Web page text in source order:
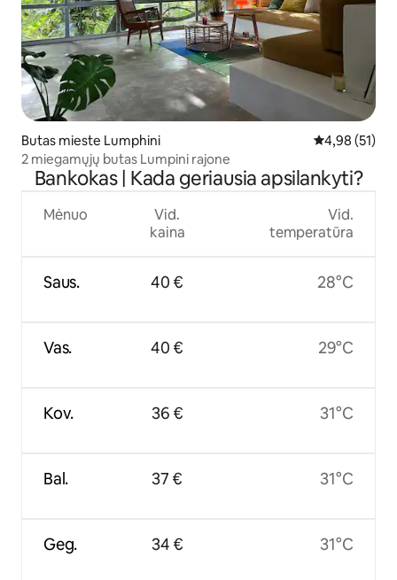
Butas mieste Lumphini Vidutinis
4,98 (51)
2 miegamųjų butas Lumpini rajone
Bankokas | Kada geriausia apsilankyti?
Mėnuo
Saus.
Vas.
Kov.
Bal.
Geg.
Vid.
kaina
40 €
40 €
36 €
37 €
34 €
Vid.
temperatūra
28°C
29°C
31°C
31°C
31°C